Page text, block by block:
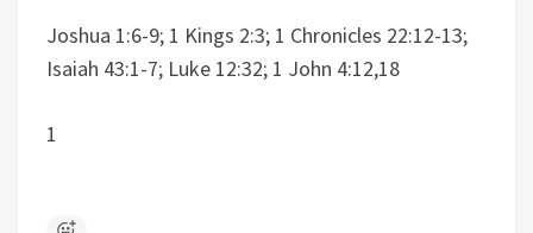
Joshua 1:6-9; 1 Kings 2:3; 1 Chronicles 22:12-13;
Isaiah 43:1-7; Luke 12:32; 1 John 4:12,18
1